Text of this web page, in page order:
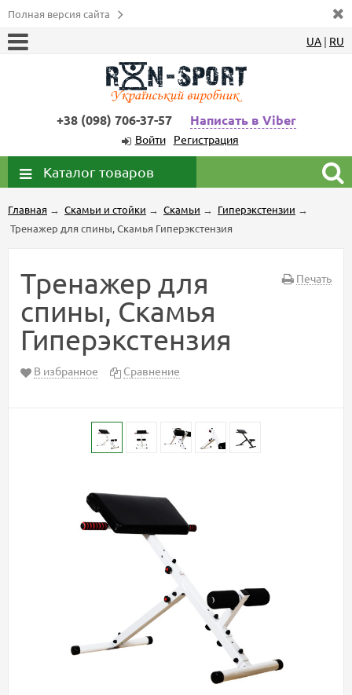
Полная версия сайта
UA | RU
+38 (098) 706-37-57 Написать в Viber
Войти Регистрация
Каталог товаров
Главная → Скамьи и стойки → Скамьи → Гиперэкстензии →
Тренажер для спины, Скамья Гиперэкстензия
Печать
Тренажер для
спины, Скамья
Гиперэкстензия
В избранное Сравнение